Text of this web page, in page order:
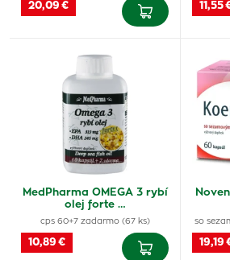
20,09 € 11,55
MedPharma OMEGA 3 rybí
olej forte …
cps 60+7 zadarmo (67 ks)
10,89 €
so
19,19